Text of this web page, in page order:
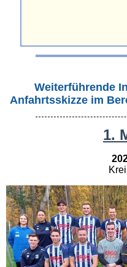
Weiterführende
Anfahrtsskizze im
1.